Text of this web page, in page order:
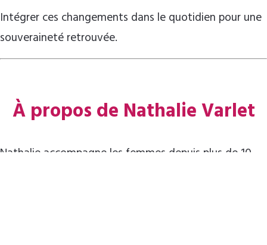
Intégrer ces changements dans le quotidien pour une
souveraineté retrouvée.
À propos de Nathalie Varlet
Nathalie accompagne les femmes depuis plus de 10